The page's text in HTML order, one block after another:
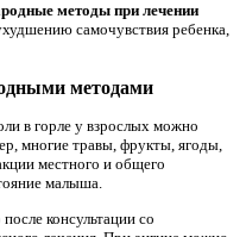
методы при лечении
самочувствия ребенка,
методами
в горле у взрослых можно
многие травы, фрукты, ягоды,
местного и общего
малыша.
консультации со